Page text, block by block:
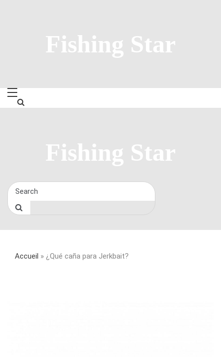
Fishing Star
Fishing Star
Accueil » ¿Qué caña para Jerkbait?